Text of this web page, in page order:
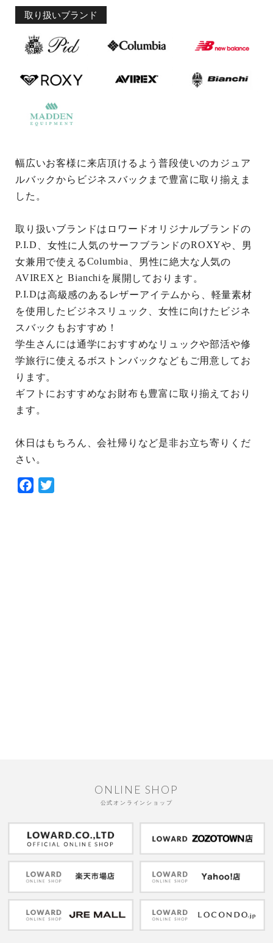
取り扱いブランド
幅広いお客様に来店頂けるよう普段使いのカジュア
ルバックからビジネスバックまで豊富に取り揃えま
した。
取り扱いブランドはロワードオリジナルブランドの
P.I.D 、女性に人気のサーフブランドのROXYや、男
女兼用で使えるColumbia 、男性に絶大な人気の
AVIREX と Bianchi を展開しております。
P.I.Dは高級感のあるレザーアイテムから、軽量素材
を使用したビジネスリュック、女性に向けたビジネ
スバックもおすすめ！
学生さんには通学におすすめなリュックや部活や修
学旅行に使えるボストンバックなどもご用意してお
ります。
ギフトにおすすめなお財布も豊富に取り揃えており
ます。
休日はもちろん、会社帰りなど是非お立ち寄りくだ
さい。
Facebook
ONLINE SHOP
公式オンラインショップ